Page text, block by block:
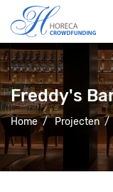
Freddy's
Home / Projecten /